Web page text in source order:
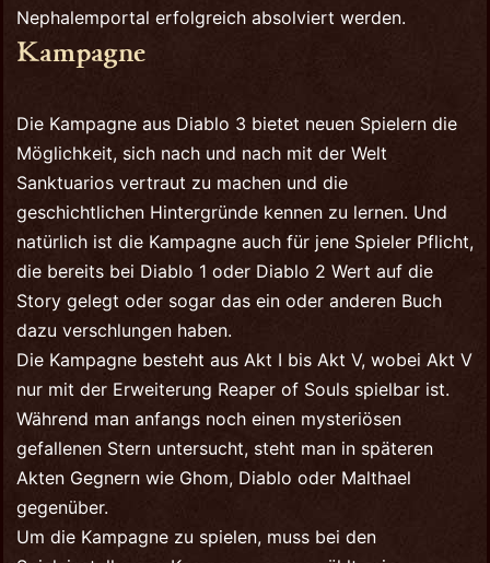
Nephalemportal erfolgreich absolviert werden.
Kampagne
Die Kampagne aus Diablo 3 bietet neuen Spielern die
Möglichkeit, sich nach und nach mit der Welt
Sanktuarios vertraut zu machen und die
geschichtlichen Hintergründe kennen zu lernen. Und
natürlich ist die Kampagne auch für jene Spieler Pflicht,
die bereits bei Diablo 1 oder Diablo 2 Wert auf die
Story gelegt oder sogar das ein oder anderen Buch
dazu verschlungen haben.
Die Kampagne besteht aus Akt I bis Akt V, wobei Akt V
nur mit der Erweiterung Reaper of Souls spielbar ist.
Während man anfangs noch einen mysteriösen
gefallenen Stern untersucht, steht man in späteren
Akten Gegnern wie Ghom, Diablo oder Malthael
gegenüber.
Um die Kampagne zu spielen, muss bei den